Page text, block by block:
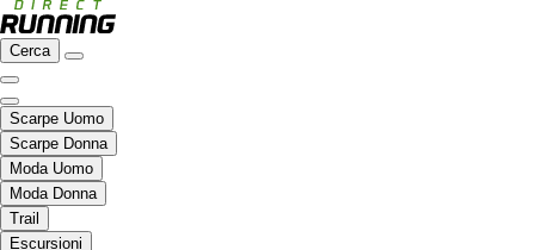
Cerca
Scarpe Uomo
Scarpe Donna
Moda Uomo
Moda Donna
Trail
Escursioni